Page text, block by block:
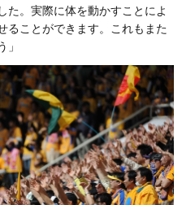
た。実際に体を動かすことによ
ることができます。これもまた
」